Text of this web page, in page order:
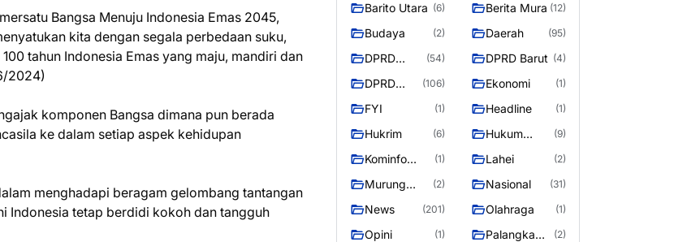
Bangsa Menuju Indonesia Emas 2045,
kita dengan segala perbedaan suku,
tahun Indonesia Emas yang maju, mandiri dan
2024)
komponen Bangsa dimana pun berada
ke dalam setiap aspek kehidupan
menghadapi beragam gelombang tantangan
Indonesia tetap berdidi kokoh dan tangguh
Barito Utara (6) Berita Mura (12)
Budaya (2) Daerah (95)
DPRD
Utara
(54) DPRD Barut (4)
DPRD
Raya
(106) Ekonomi (1)
FYI (1) Headline (1)
Hukrim (6)
Hukum
(9)
Kominfo
(1) Lahei (2)
Murung
(2) Nasional (31)
News (201) Olahraga (1)
Opini (1)
Palangka
(2)